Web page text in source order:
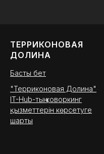
ТЕРРИКОНОВАЯ
ДОЛИНА
Басты бет
"Терриконовая Долина"
IT-Hub-тың коворкинг
қызметтерін көрсетуге
шарты